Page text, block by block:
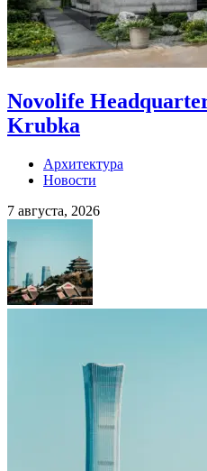
Novolife
Krubka
Архитектура
Новости
7 августа, 2026